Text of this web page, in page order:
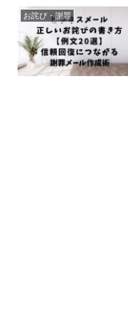
お詫び・謝罪